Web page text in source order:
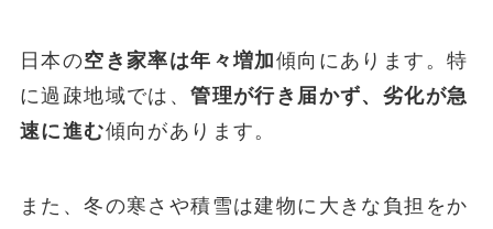
日本の空き家率は年々増加傾向にあります。特
に過疎地域では、管理が行き届かず、劣化が急
速に進む傾向があります。
また、冬の寒さや積雪は建物に大きな負担をか